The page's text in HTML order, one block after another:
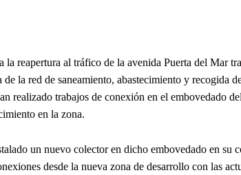
la reapertura al tráfico de la avenida Puerta del Mar
de la red de saneamiento, abastecimiento y recogida
realizado trabajos de conexión en el embovedado
en la zona.
un nuevo colector en dicho embovedado en su
desde la nueva zona de desarrollo con las